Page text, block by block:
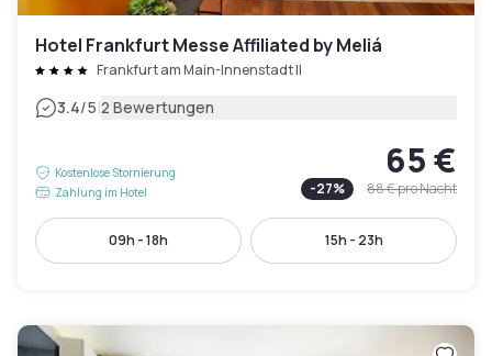
Hotel Frankfurt Messe Affiliated by Meliá
Frankfurt am Main-Innenstadt II
3.4/5|2 Bewertungen
Kostenlose Stornierung
Zahlung im Hotel
65 €
-27% 88 €pro Nacht
09h - 18h 15h - 23h